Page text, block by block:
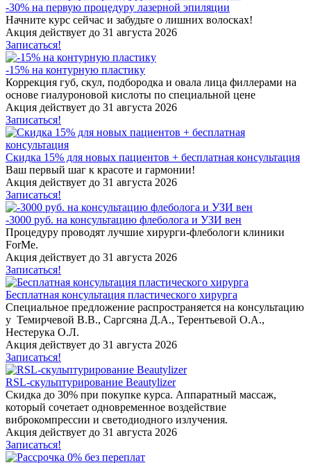
-30% на первую процедуру лазерной эпиляции
Начните курс сейчас и забудьте о лишних волосках!
Акция действует до 31 августа 2026
Записаться!
-15% на контурную пластику
Коррекция губ, скул, подбородка и овала лица филлерами на
основе гиалуроновой кислоты по специальной цене
Акция действует до 31 августа 2026
Записаться!
Скидка 15% для новых пациентов + бесплатная консультация
Ваш первый шаг к красоте и гармонии!
Акция действует до 31 августа 2026
Записаться!
-3000 руб. на консультацию флеболога и УЗИ вен
Процедуру проводят лучшие хирурги-флебологи клиники
ForMe.
Акция действует до 31 августа 2026
Записаться!
Бесплатная консультация пластического хирурга
Специальное предложение распространяется на консультацию
у Темирчевой В.В., Саргсяна Д.А., Терентьевой О.А.,
Нестерука О.Л.
Акция действует до 31 августа 2026
Записаться!
RSL-скульптурирование Beautylizer
Скидка до 30% при покупке курса. Аппаратный массаж,
который сочетает одновременное воздействие
виброкомпрессии и светодиодного излучения.
Акция действует до 31 августа 2026
Записаться!